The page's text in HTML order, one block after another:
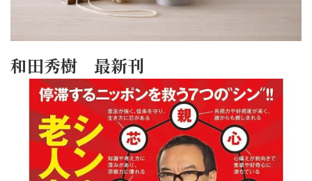
和田秀樹 最新刊